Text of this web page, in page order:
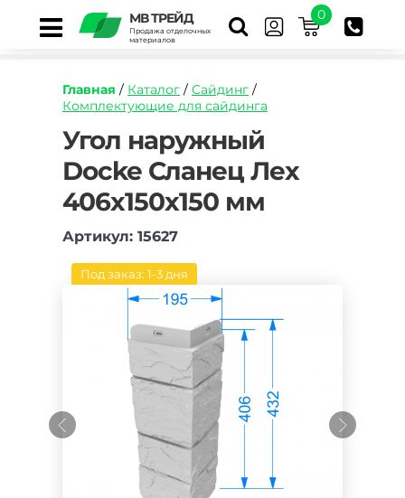
МВ ТРЕЙД
Продажа отделочных
материалов
0
Главная / Каталог / Сайдинг /
Комплектующие для сайдинга
https://mvtrade.ru/images/id/normal/ugol-
naruzhnyj-
docke-
slanecz-
lekh.jpg
Угол наружный
Docke Сланец Лех
406х150х150 мм
Артикул: 15627
Под заказ: 1-3 дня